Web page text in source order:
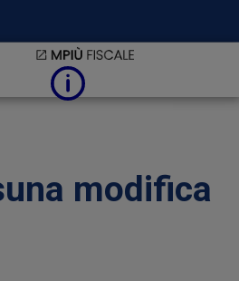
modifica